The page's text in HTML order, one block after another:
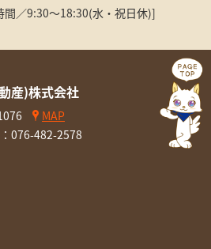
間／9:30〜18:30(水・祝日休)]
産)株式会社
MAP
：076-482-2578